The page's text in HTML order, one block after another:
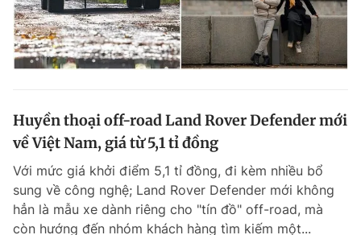
Đặt báo Quảng cáo RSS Tòa soạn Chính sách bảo
Tổng biên tập: Nguyễn Ngọc Toàn
Tổng thư ký tòa soạn: Đức Trung
Giấy phép xuất bản số 110/GP - BTTTT cấp ngày 24.3.2020
© 2003-2026 Bản quyền thuộc về Báo Thanh Niên. Cấm sao chép
dưới mọi hình thức nếu không có sự chấp thuận bằng văn bản.
Phát triển bởi ePi Technologies, JSC.
Huyền thoại off-road Land Rover Defender mới
về Việt Nam, giá từ 5,1 tỉ đồng
Với mức giá khởi điểm 5,1 tỉ đồng, đi kèm nhiều bổ
sung về công nghệ; Land Rover Defender mới không
hẳn là mẫu xe dành riêng cho "tín đồ" off-road, mà
còn hướng đến nhóm khách hàng tìm kiếm một...